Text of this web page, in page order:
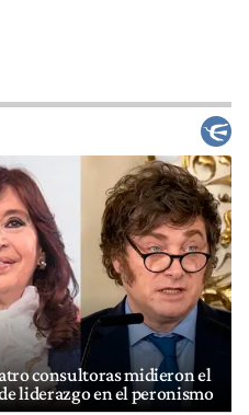
consultoras midieron el
liderazgo en el peronismo